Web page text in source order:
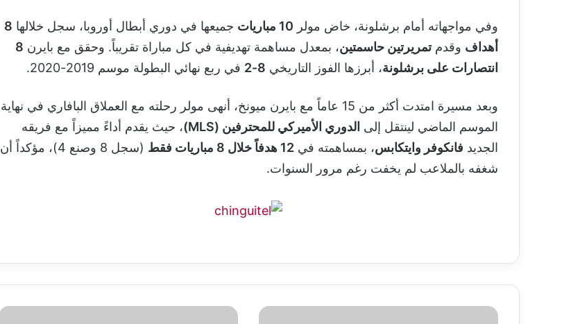
وفي مواجهاته أمام برشلونة، خاض مولر 10 مباريات جميعها في دوري أبطال أوروبا، سجل خلالها 8
أهداف وقدمتمريرتين حاسمتين، بمعدل مساهمة تهديفية في كل مباراة تقريباً. وحقق مع بايرن 8
انتصارات على برشلونة، أبرزها الفوز التاريخي 8-2 في ربع نهائي البطولة موسم 2019-2020.
وبعد مسيرة امتدت أكثر من 15 عاماً مع بايرن ميونخ، أنهى مولر رحلته مع العملاق البافاري في نهاية
الموسم الماضي لينتقل إلى الدوري الأميركي للمحترفين (MLS)
، حيث يقدم أداءً مميزاً مع فريقه
الجديد فانكوفر وايتكابس، بمساهمته في 12 هدفاً خلال 8 مباريات فقط
(سجل 8 وصنع 4)، مؤكداً أن
شغفه بالملاعب لم يخفت رغم مرور السنوات.
تحذير
غولدمان